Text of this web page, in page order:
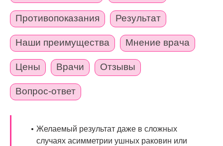
Противопоказания Результат
Наши преимущества Мнение врача
Цены Врачи Отзывы
Вопрос-ответ
Желаемый результат даже в сложных
случаях асимметрии ушных раковин или